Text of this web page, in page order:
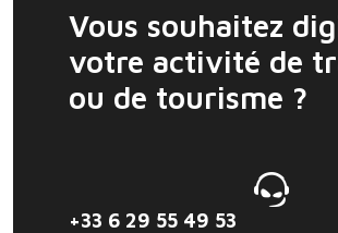
Vous souhaitez
votre activité de
ou de tourisme ?
+33 6 29 55 49 53